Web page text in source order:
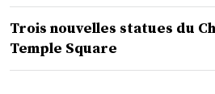
Trois nouvelles statues du
Temple Square